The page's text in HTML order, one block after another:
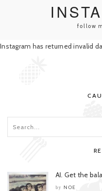
INSTA
follow
Instagram has returned invalid
AI. Get the
by NOE